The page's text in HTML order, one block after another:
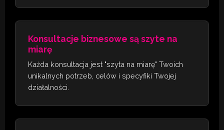
Konsultacje biznesowe są szyte na
miarę
Każda konsultacja jest "szyta na miarę" Twoich
unikalnych potrzeb, celów i specyfiki Twojej
działalności.